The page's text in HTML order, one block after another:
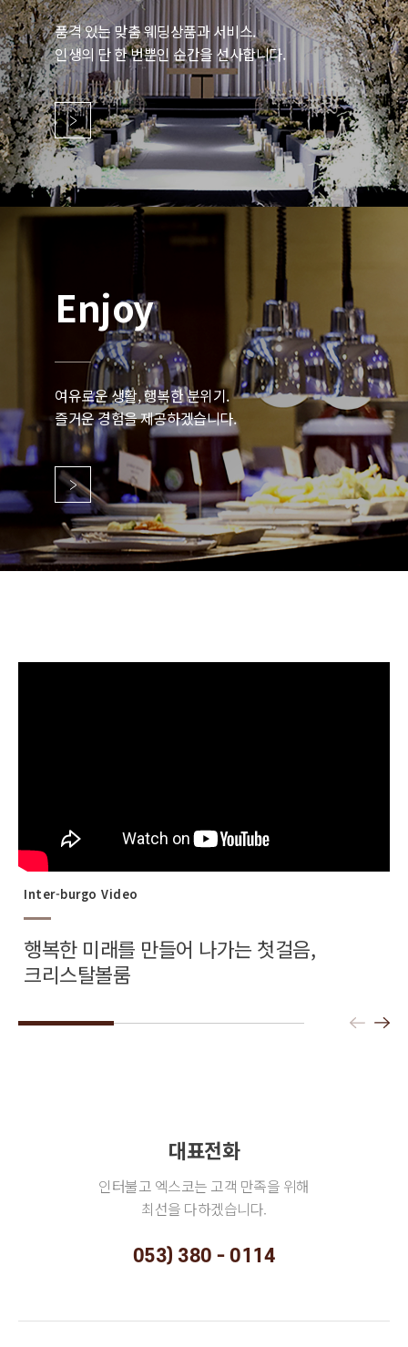
품격 있는 맞춤 웨딩상품과 서비스.
인생의 단 한 번뿐인 순간을 선사합니다.
Enjoy
여유로운 생활, 행복한 분위기.
즐거운 경험을 제공하겠습니다.
Inter-burgo Video
행복한 미래를 만들어 나가는 첫걸음,
크리스탈볼룸
대표전화
인터불고 엑스코는 고객 만족을 위해
최선을 다하겠습니다.
053) 380 - 0114